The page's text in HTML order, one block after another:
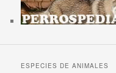
ESPECIES DE ANIMALES